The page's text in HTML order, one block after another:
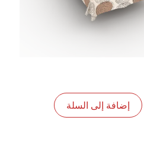
إضافة إلى السلة